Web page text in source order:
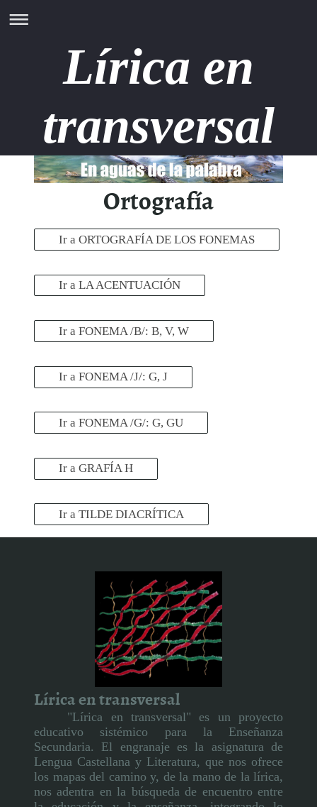
Lírica en
transversal
Ortografía
Ir a ORTOGRAFÍA DE LOS FONEMAS
Ir a LA ACENTUACIÓN
Ir a FONEMA /B/: B, V, W
Ir a FONEMA /J/: G, J
Ir a FONEMA /G/: G, GU
Ir a GRAFÍA H
Ir a TILDE DIACRÍTICA
Lírica en transversal
"Lírica en transversal" es un proyecto
educativo sistémico para la Enseñanza
Secundaria. El engranaje es la asignatura de
Lengua Castellana y Literatura, que nos ofrece
los mapas del camino y, de la mano de la lírica,
nos adentra en la búsqueda de encuentro entre